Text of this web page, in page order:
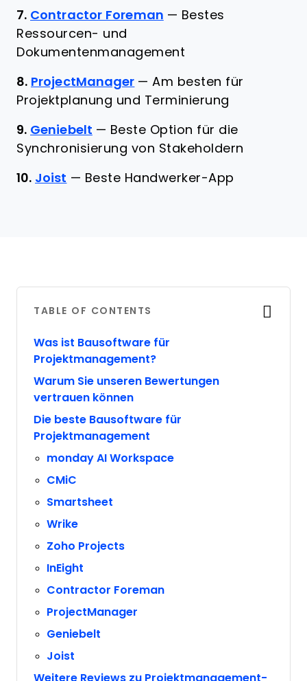
7. Contractor Foreman — Bestes
Ressourcen- und
Dokumentenmanagement
8. ProjectManager —Am besten für
Projektplanung und Terminierung
9. Geniebelt — Beste Option für die
Synchronisierung von Stakeholdern
10. Joist — Beste Handwerker-App
TABLE OF CONTENTS
Was ist Bausoftware für
Projektmanagement?
Warum Sie unseren Bewertungen
vertrauen können
Die beste Bausoftware für
Projektmanagement
monday AI Workspace
CMiC
Smartsheet
Wrike
Zoho Projects
InEight
Contractor Foreman
ProjectManager
Geniebelt
Joist
Weitere Reviews zu Projektmanagement-